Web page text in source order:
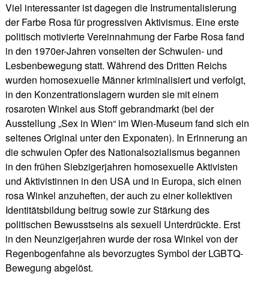
Viel interessanter ist dagegen die Instrumentalisierung
der Farbe Rosa für progressiven Aktivismus. Eine erste
politisch motivierte Vereinnahmung der Farbe Rosa fand
in den 1970er-Jahren vonseiten der Schwulen- und
Lesbenbewegung statt. Während des Dritten Reichs
wurden homosexuelle Männer kriminalisiert und verfolgt,
in den Konzentrationslagern wurden sie mit einem
rosaroten Winkel aus Stoff gebrandmarkt (bei der
Ausstellung „Sex in Wien“ im Wien-Museum fand sich ein
seltenes Original unter den Exponaten). In Erinnerung an
die schwulen Opfer des Nationalsozialismus begannen
in den frühen Siebzigerjahren homosexuelle Aktivisten
und Aktivistinnen in den USA und in Europa, sich einen
rosa Winkel anzuheften, der auch zu einer kollektiven
Identitätsbildung beitrug sowie zur Stärkung des
politischen Bewusstseins als sexuell Unterdrückte. Erst
in den Neunzigerjahren wurde der rosa Winkel von der
Regenbogenfahne als bevorzugtes Symbol der LGBTQ-
Bewegung abgelöst.